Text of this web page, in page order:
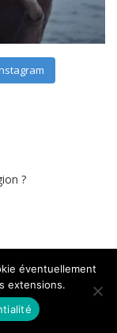
?
éventuellement
extensions.